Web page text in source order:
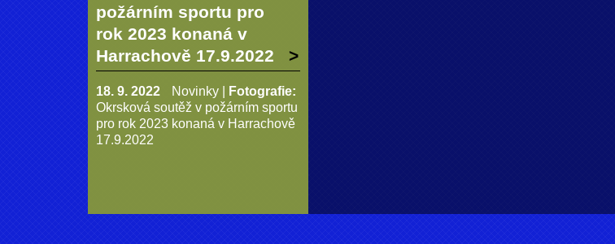
požárním sportu pro
rok 2023 konaná v
Harrachově 17.9.2022
18. 9. 2022 Novinky
Fotografie:
Okrsková soutěž v požárním sportu
pro rok 2023 konaná v Harrachově
17.9.2022